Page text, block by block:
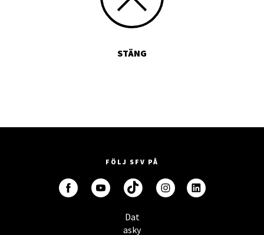
STÄNG
FÖLJ SFV PÅ
Dat
asky